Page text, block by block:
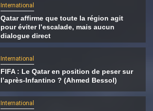
International
Qatar affirme que toute la région agit
pour éviter l’escalade, mais aucun
dialogue direct
International
FIFA : Le Qatar en position de peser sur
l’après-Infantino ? (Ahmed Bessol)
International